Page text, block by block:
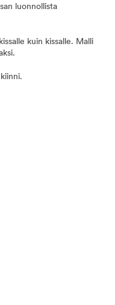
luonnollista
kuin kissalle. Malli